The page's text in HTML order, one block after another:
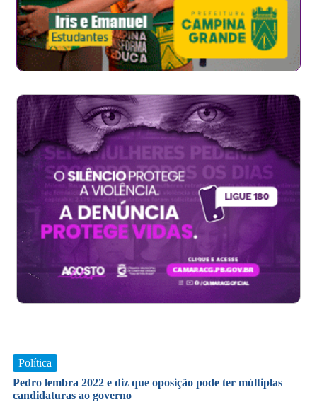
Política
Pedro lembra 2022 e diz que oposição pode ter múltiplas
candidaturas ao governo